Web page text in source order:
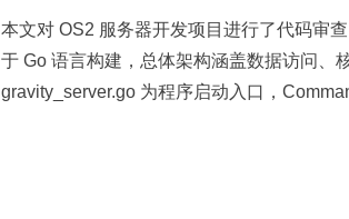
本文对 OS2 服务器开发项目进行了代码审
于 Go 语言构建，总体架构涵盖数据访问、
gravity_server.go 为程序启动入口，
移及种子数据加载。基础配置通过 config